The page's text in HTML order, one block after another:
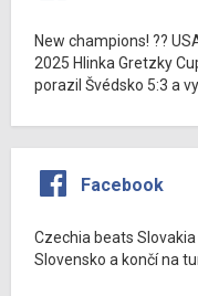
New champions! ??
2025 Hlinka Gretzky
porazil Švédsko 5:3 a
Facebook
Czechia beats
Slovensko a končí na